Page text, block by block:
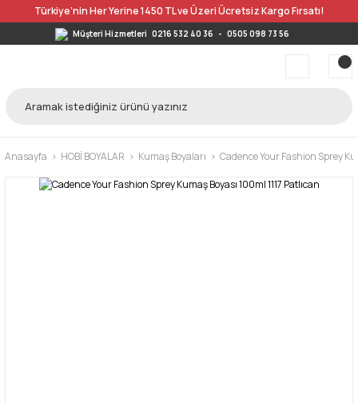
Türkiye’nin Her Yerine 1450 TL ve Üzeri Ücretsiz Kargo Fırsatı!
Müşteri Hizmetleri 0216 532 40 36 - 0505 098 73 56
Anasayfa HOBİ BOYALAR Kumaş Boyaları Cadence Your Fashion Sprey